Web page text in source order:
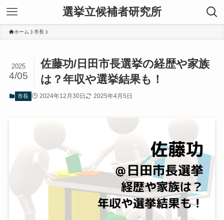
選挙立候補者研究所
ホーム 市長
佐藤功/日田市長選挙の経歴や家族
は？年収や選挙結果も！
2025
4/05
市長 2024年12月30日 2025年4月5日